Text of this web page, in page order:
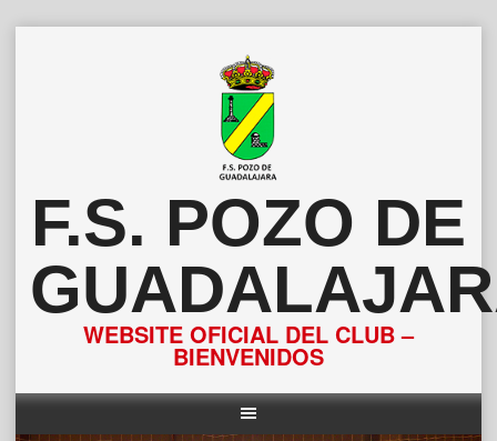
F.S. POZO DE
WEBSITE OFICIAL DEL CLUB –
BIENVENIDOS